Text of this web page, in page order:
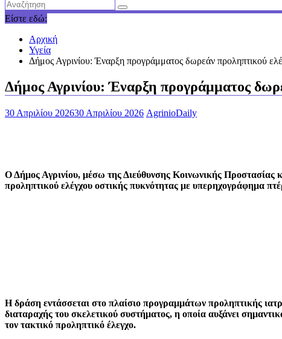
Είστε εδώ:
Αρχική
Υγεία
Δήμος Αγρινίου: Έναρξη προγράμματος δωρεάν προληπτικού
Δήμος Αγρινίου: Έναρξη προγράμματος
30 Απριλίου 202630 Απριλίου 2026 AgrinioDaily
Ο Δήμος Αγρινίου, μέσω της Διεύθυνσης Κοινωνικής Προστασίας
προληπτικού ελέγχου οστικής πυκνότητας με υπερηχογράφημα
Η δράση εντάσσεται στο πλαίσιο προγραμμάτων προληπτικής
διαταραχής του σκελετικού συστήματος, η οποία αυξάνει
τον τακτικό προληπτικό έλεγχο.